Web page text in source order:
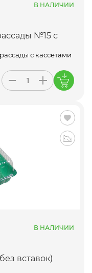
В НАЛИЧИИ
№15 с
с кассетами
В НАЛИЧИИ
вставок)